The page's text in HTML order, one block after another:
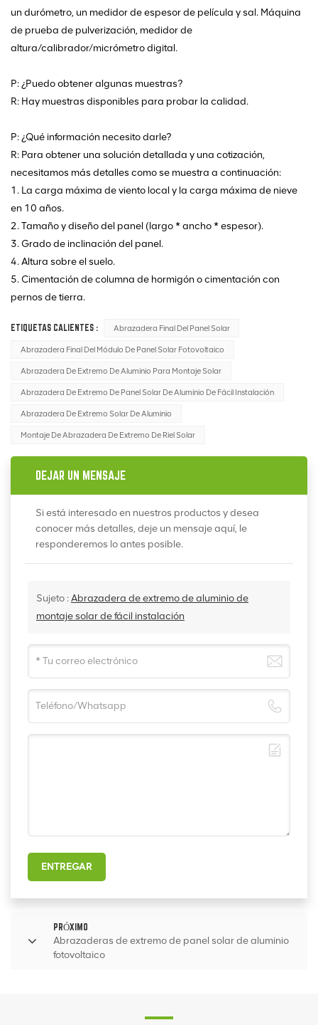
un durómetro, un medidor de espesor de película y sal. Máquina
de prueba de pulverización, medidor de
altura/calibrador/micrómetro digital.
P: ¿Puedo obtener algunas muestras?
R: Hay muestras disponibles para probar la calidad.
P: ¿Qué información necesito darle?
R: Para obtener una solución detallada y una cotización,
necesitamos más detalles como se muestra a continuación:
1. La carga máxima de viento local y la carga máxima de nieve
en 10 años.
2. Tamaño y diseño del panel (largo * ancho * espesor).
3. Grado de inclinación del panel.
4. Altura sobre el suelo.
5. Cimentación de columna de hormigón o cimentación con
pernos de tierra.
ETIQUETAS CALIENTES : Abrazadera Final Del Panel Solar
Abrazadera Final Del Módulo De Panel Solar Fotovoltaico
Abrazadera De Extremo De Aluminio Para Montaje Solar
Abrazadera De Extremo De Panel Solar De Aluminio De Fácil Instalación
Abrazadera De Extremo Solar De Aluminio
Montaje De Abrazadera De Extremo De Riel Solar
DEJAR UN MENSAJE
Si está interesado en nuestros productos y desea
conocer más detalles, deje un mensaje aquí, le
responderemos lo antes posible.
Sujeto :Abrazadera de extremo de aluminio de
montaje solar de fácil instalación
ENTREGAR
PRÓXIMO
Abrazaderas de extremo de panel solar de aluminio
fotovoltaico